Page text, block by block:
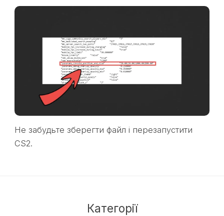
Не забудьте зберегти файл і перезапустити
CS2.
Категорії